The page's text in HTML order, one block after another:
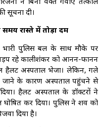
ने बिना वक्त गंवाए तत्काल
सूचना दी।
रास्ते में तोड़ा दम
भारी पुलिस बल के साथ मौके पर
रहे कालीशंकर को आनन-फानन
हैलट अस्पताल भेजा। लेकिन, गले
के कारण अस्पताल पहुंचने से
हैलट अस्पताल के डॉक्टरों ने
घोषित कर दिया। पुलिस ने शव को
दिया है।